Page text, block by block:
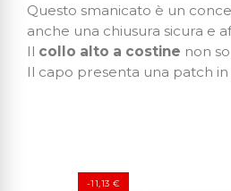
Questo smanicato è un
anche una chiusura sicura e
Il collo alto a costine non
Il capo presenta una patch
-11,13 €